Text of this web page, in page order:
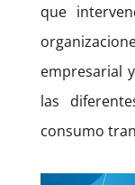
que
empresarial
las
consumo